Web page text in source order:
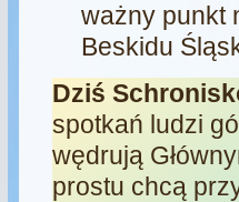
ważny punkt
Beskidu
Dziś
spotkań ludzi
wędrują
prostu chcą